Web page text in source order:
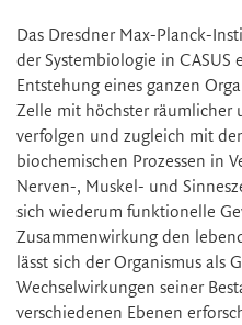
Das Dresdner Max-Planck-
der Systembiologie in CASUS
Entstehung eines ganzen
Zelle mit höchster räumlicher
verfolgen und zugleich mit
biochemischen Prozessen in
Nerven-, Muskel- und
sich wiederum funktionelle
Zusammenwirkung den
lässt sich der Organismus als
Wechselwirkungen seiner
verschiedenen Ebenen